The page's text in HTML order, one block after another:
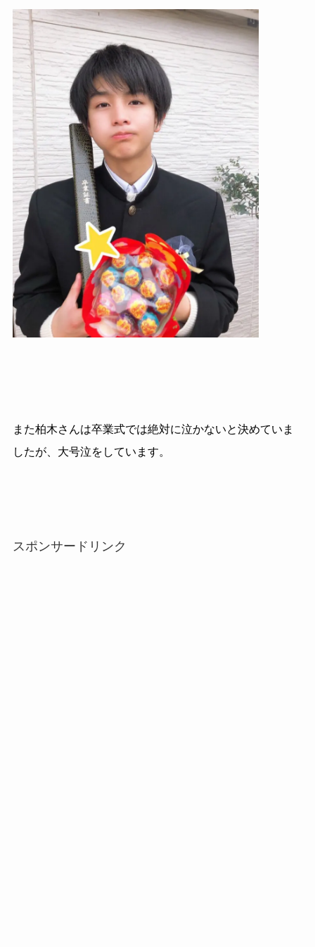
また柏木さんは卒業式では絶対に泣かないと決めていま
したが、大号泣をしています。
スポンサードリンク